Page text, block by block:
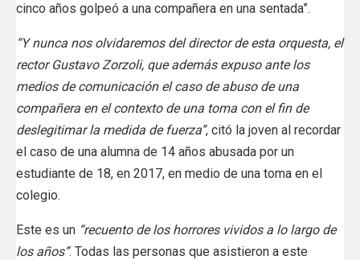
cinco años golpeó a una compañera en una sentada”.
“Y nunca nos olvidaremos del director de esta orquesta, el
rector Gustavo Zorzoli, que además expuso ante los
medios de comunicación el caso de abuso de una
compañera en el contexto de una toma con el fin de
deslegitimar la medida de fuerza”, citó la joven al recordar
el caso de una alumna de 14 años abusada por un
estudiante de 18, en 2017, en medio de una toma en el
colegio.
Este es un “recuento de los horrores vividos a lo largo de
los años”. Todas las personas que asistieron a este